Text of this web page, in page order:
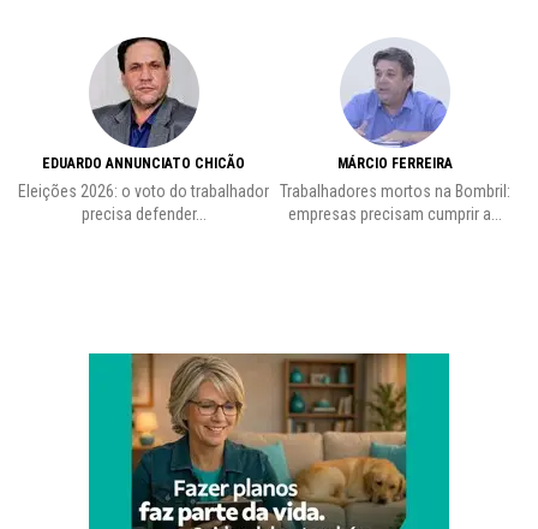
EDUARDO ANNUNCIATO CHICÃO
Eleições 2026: o voto do trabalhador
precisa defender...
MÁRCIO FERREIRA
Trabalhadores mortos na Bombril:
empresas precisam cumprir a...